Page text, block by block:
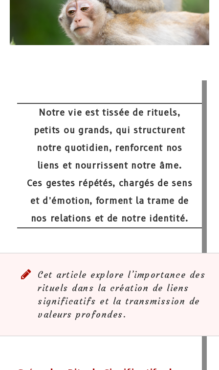
Notre vie est tissée de rituels,
petits ou grands, qui structurent
notre quotidien, renforcent nos
liens et nourrissent notre âme.
Ces gestes répétés, chargés de sens
et d’émotion, forment la trame de
nos relations et de notre identité.
Cet article explore l’importance des
rituels dans la création de liens
significatifs et la transmission de
valeurs profondes.